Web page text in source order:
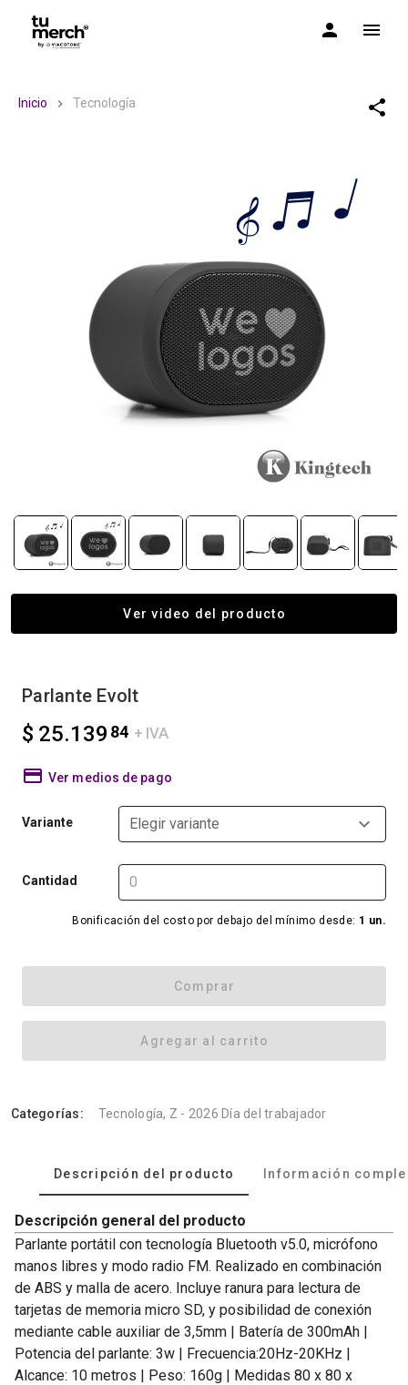
TuMerch by Via Cotone
Inicio Tecnología
Ver video del producto
Parlante Evolt
$ 25.13984 + IVA
Ver medios de pago
Variante Elegir variante
Cantidad
Bonificación del costo por debajo del mínimo desde: 1 un.
Comprar
Agregar al carrito
Categorías: Tecnología, Z - 2026 Día del trabajador
Descripción del producto Información
Descripción general del producto
Parlante portátil con tecnología Bluetooth v5.0, micrófono
manos libres y modo radio FM. Realizado en combinación
de ABS y malla de acero. Incluye ranura para lectura de
tarjetas de memoria micro SD, y posibilidad de conexión
mediante cable auxiliar de 3,5mm | Batería de 300mAh |
Potencia del parlante: 3w | Frecuencia:20Hz-20KHz |
Alcance: 10 metros | Peso: 160g | Medidas 80 x 80 x